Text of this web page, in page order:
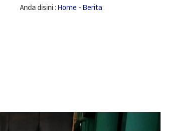
Anda disini :Home -Berita